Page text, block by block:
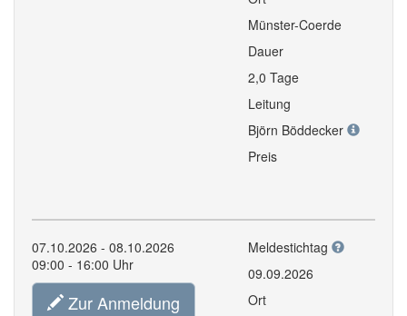
Münster-Coerde
Dauer
2,0 Tage
Leitung
Björn Böddecker
Preis
07.10.2026 - 08.10.2026
09:00 - 16:00 Uhr
Zur Anmeldung
Meldestichtag
09.09.2026
Ort